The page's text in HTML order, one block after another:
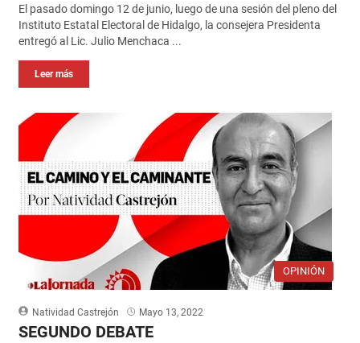
El pasado domingo 12 de junio, luego de una sesión del pleno del
Instituto Estatal Electoral de Hidalgo, la consejera Presidenta
entregó al Lic. Julio Menchaca ...
Leer más
OPINIÓN
Natividad Castrejón Mayo 13, 2022
SEGUNDO DEBATE